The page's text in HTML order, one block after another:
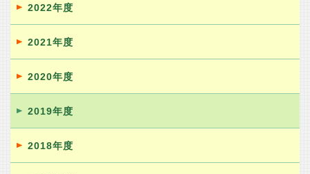
2022年度
2021年度
2020年度
2019年度
2018年度